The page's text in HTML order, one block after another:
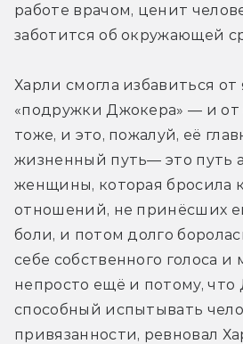
работе врачом, ценит
заботится об окружающей
Харли смогла избавиться от
«подружки Джокера» — и от
тоже, и это, пожалуй, её
жизненный путь— это путь
женщины, которая бросила
отношений, не принёсших
боли, и потом долго
себе собственного голоса
непросто ещё и потому, что
способный испытывать
привязанности, ревновал